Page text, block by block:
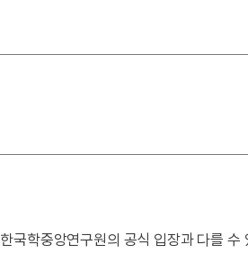
국학중앙연구원의 공식 입장과 다를 수